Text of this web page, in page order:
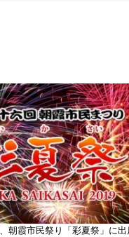
朝霞市民祭り「彩夏祭」に